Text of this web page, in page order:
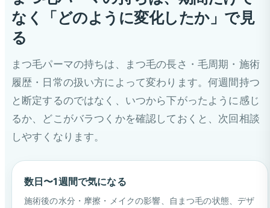
なく「どのように変化したか」で見
る
まつ毛パーマの持ちは、まつ毛の長さ・毛周期・施術
履歴・日常の扱い方によって変わります。何週間持つ
と断定するのではなく、いつから下がったように感じ
るか、どこがバラつくかを確認しておくと、次回相談
しやすくなります。
数日〜1週間で気になる
施術後の水分・摩擦・メイクの影響、自まつ毛の状態、デザ